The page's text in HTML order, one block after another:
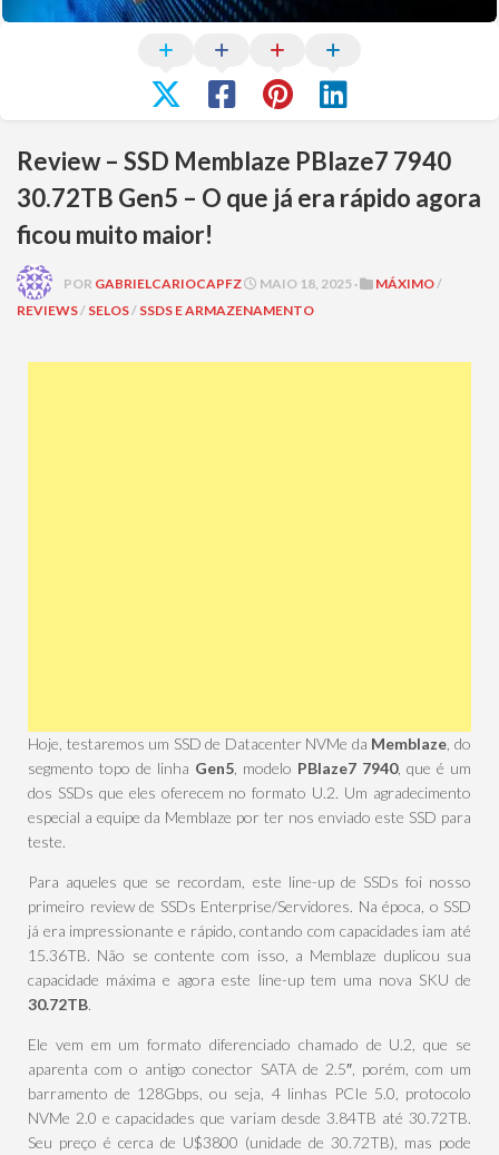
Review – SSD Memblaze PBlaze7 7940
30.72TB Gen5 – O que já era rápido agora
ficou muito maior!
POR GABRIELCARIOCAPFZ MAIO 18, 2025 · MÁXIMO/
REVIEWS/ SELOS/ SSDS E ARMAZENAMENTO
Hoje, testaremos um SSD de Datacenter NVMe da Memblaze , do
segmento topo de linha Gen5 , modelo PBlaze7 7940, que é um
dos SSDs que eles oferecem no formato U.2. Um agradecimento
especial a equipe da Memblaze por ter nos enviado este SSD para
teste.
Para aqueles que se recordam, este line-up de SSDs foi nosso
primeiro review de SSDs Enterprise/Servidores. Na época, o SSD
já era impressionante e rápido, contando com capacidades iam até
15.36TB. Não se contente com isso, a Memblaze duplicou sua
capacidade máxima e agora este line-up tem uma nova SKU de
30.72TB.
Ele vem em um formato diferenciado chamado de U.2, que se
aparenta com o antigo conector SATA de 2.5″, porém, com um
barramento de 128Gbps, ou seja, 4 linhas PCIe 5.0, protocolo
NVMe 2.0 e capacidades que variam desde 3.84TB até 30.72TB.
Seu preço é cerca de U$3800 (unidade de 30.72TB), mas pode